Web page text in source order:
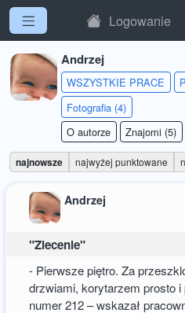
Logowanie
Andrzej
WSZYSTKIE PRACE
Fotografia (4)
O autorze
Znajomi (5)
najnowsze najwyżej punktowane
Andrzej
"Zlecenie"
- Pierwsze piętro. Za
drzwiami, korytarzem prosto
numer 212 – wskazał